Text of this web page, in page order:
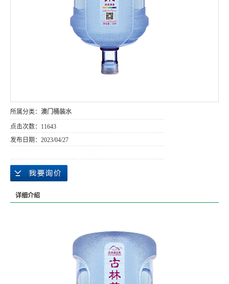
所属分类： 澳门桶装水
点击次数： 11643
发布日期： 2023/04/27
详细介绍